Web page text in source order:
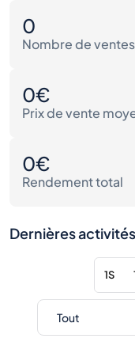
0
Nombre de ventes
0€
Prix de vente
0€
Rendement total
Dernières activités
1S